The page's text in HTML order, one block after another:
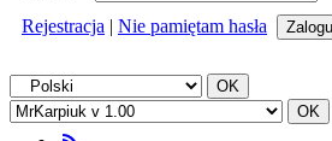
Rejestracja | Nie pamiętam hasła